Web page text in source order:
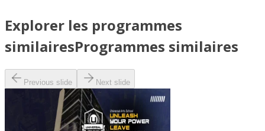
Explorer les programmes
similairesProgrammes similaires
Previous slide Next slide